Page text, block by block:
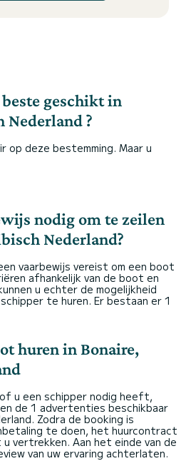
geschikt in
Nederland ?
op deze bestemming. Maar u
nodig om te zeilen
Nederland?
vaarbewijs vereist om een boot
afhankelijk van de boot en
u echter de mogelijkheid
te huren. Er bestaan er 1
huren in Bonaire,
u een schipper nodig heeft,
de 1 advertenties beschikbaar
Zodra de booking is
te doen, het huurcontract
vertrekken. Aan het einde van de
van uw ervaring achterlaten.